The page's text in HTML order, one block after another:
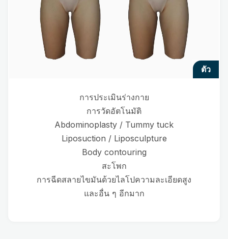
ตัว
การประเมินร่างกาย
การวัดอัตโนมัติ
Abdominoplasty / Tummy tuck
Liposuction / Liposculpture
Body contouring
สะโพก
การฉีดสลายไขมันด้วยไลโปความละเอียดสูง
และอื่น ๆ อีกมาก